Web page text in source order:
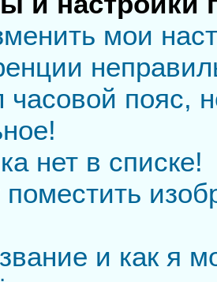
мои
пояс,
нет в списке!
поместить
и как я